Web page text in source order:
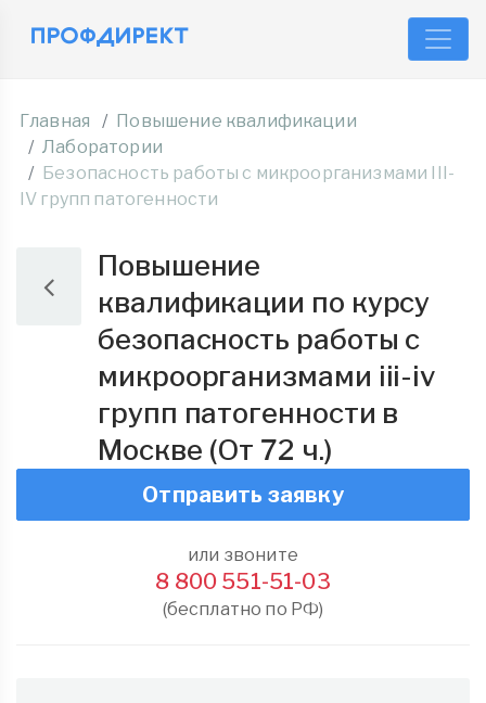
Главная
Повышение квалификации
Лаборатории
Безопасность работы с микроорганизмами III-
IV групп патогенности
Повышение
квалификации по курсу
безопасность работы с
микроорганизмами iii-iv
групп патогенности в
Москве (От 72 ч.)
Отправить заявку
или звоните
8 800 551-51-03
(бесплатно по РФ)